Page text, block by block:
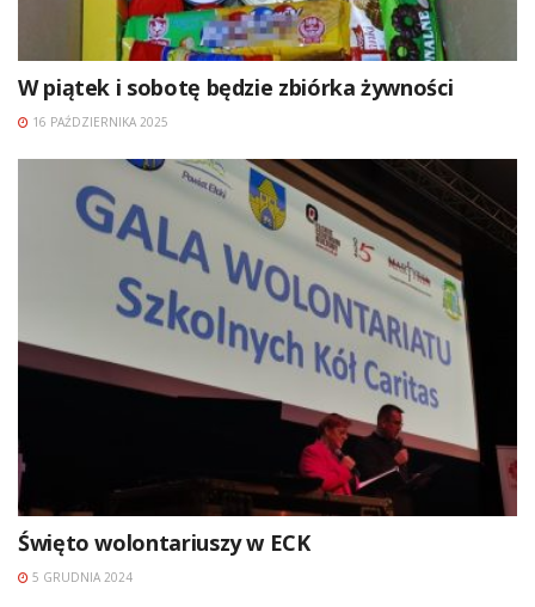
W piątek i sobotę będzie zbiórka żywności
16 PAŹDZIERNIKA 2025
Święto wolontariuszy w ECK
5 GRUDNIA 2024